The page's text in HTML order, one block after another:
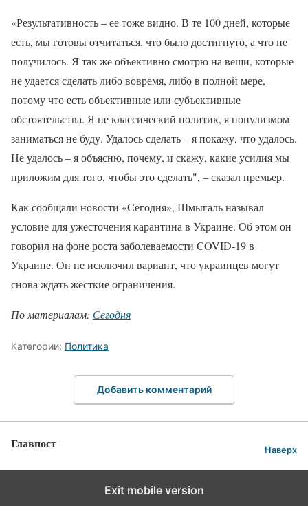
«Результативность – ее тоже видно. В те 100 дней, которые
есть, мы готовы отчитаться, что было достигнуто, а что не
получилось. Я так же объективно смотрю на вещи, которые
не удается сделать либо вовремя, либо в полной мере,
потому что есть объективные или субъективные
обстоятельства. Я не классический политик, я популизмом
заниматься не буду. Удалось сделать – я покажу, что удалось.
Не удалось – я объясню, почему, и скажу, какие усилия мы
приложим для того, чтобы это сделать", – сказал премьер.
Как сообщали новости «Сегодня», Шмыгаль называл
условие для ужесточения карантина в Украине. Об этом он
говорил на фоне роста заболеваемости COVID-19 в
Украине. Он не исключил вариант, что украинцев могут
снова ждать жесткие ограничения.
По материалам: Сегодня
Категории: Политика
Добавить комментарий
Главпост Наверх
Exit mobile version